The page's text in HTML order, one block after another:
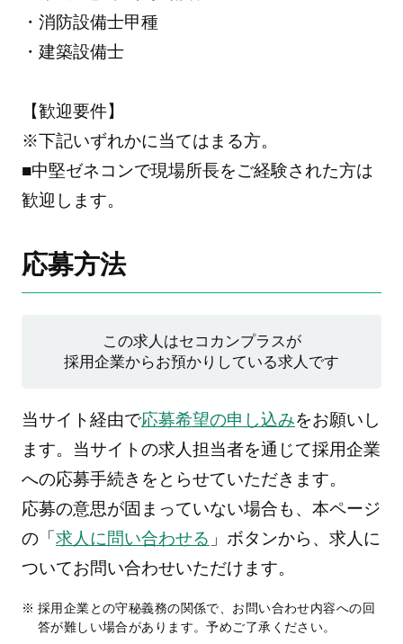
・消防設備士甲種
・建築設備士
【歓迎要件】
※下記いずれかに当てはまる方。
■中堅ゼネコンで現場所長をご経験された方は
歓迎します。
応募方法
この求人はセコカンプラスが
採用企業からお預かりしている求人です
当サイト経由で応募希望の申し込みをお願いし
ます。当サイトの求人担当者を通じて採用企業
への応募手続きをとらせていただきます。
応募の意思が固まっていない場合も、本ページ
の「求人に問い合わせる 」ボタンから、求人に
ついてお問い合わせいただけます。
採用企業との守秘義務の関係で、お問い合わせ内容への回
答が難しい場合があります。予めご了承ください。